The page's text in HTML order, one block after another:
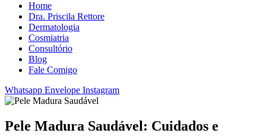
Home
Dra. Priscila Rettore
Dermatologia
Cosmiatria
Consultório
Blog
Fale Comigo
Whatsapp Envelope Instagram
Pele Madura Saudável: Cuidados e